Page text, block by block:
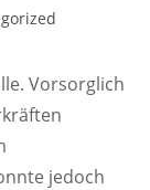
Vorsorglich
jedoch